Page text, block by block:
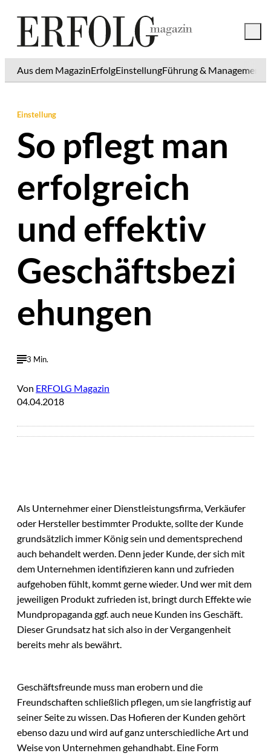
Aus dem MagazinErfolgEinstellungFührung & Management
Einstellung
So pflegt man
erfolgreich
und effektiv
Geschäftsbezi
ehungen
3 Min.
Von ERFOLG Magazin
04.04.2018
Als Unternehmer einer Dienstleistungsfirma, Verkäufer
oder Hersteller bestimmter Produkte, sollte der Kunde
grundsätzlich immer König sein und dementsprechend
auch behandelt werden. Denn jeder Kunde, der sich mit
dem Unternehmen identifizieren kann und zufrieden
aufgehoben fühlt, kommt gerne wieder. Und wer mit dem
jeweiligen Produkt zufrieden ist, bringt durch Effekte wie
Mundpropaganda ggf. auch neue Kunden ins Geschäft.
Dieser Grundsatz hat sich also in der Vergangenheit
bereits mehr als bewährt.
Geschäftsfreunde muss man erobern und die
Freundschaften schließlich pflegen, um sie langfristig auf
seiner Seite zu wissen. Das Hofieren der Kunden gehört
ebenso dazu und wird auf ganz unterschiedliche Art und
Weise von Unternehmen gehandhabt. Eine Form